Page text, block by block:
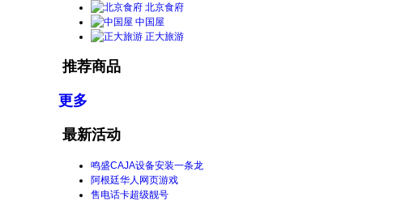
北京食府
中国屋
正大旅游
推荐商品
更多
最新活动
鸣盛CAJA设备安装一条龙
阿根廷华人网页游戏
售电话卡超级靓号